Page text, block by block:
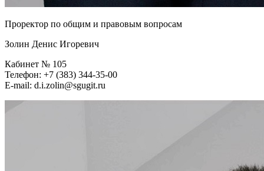
Проректор по общим и правовым вопросам
Золин Денис Игоревич
Кабинет № 105
Телефон: +7 (383) 344-35-00
E-mail: d.i.zolin@sgugit.ru